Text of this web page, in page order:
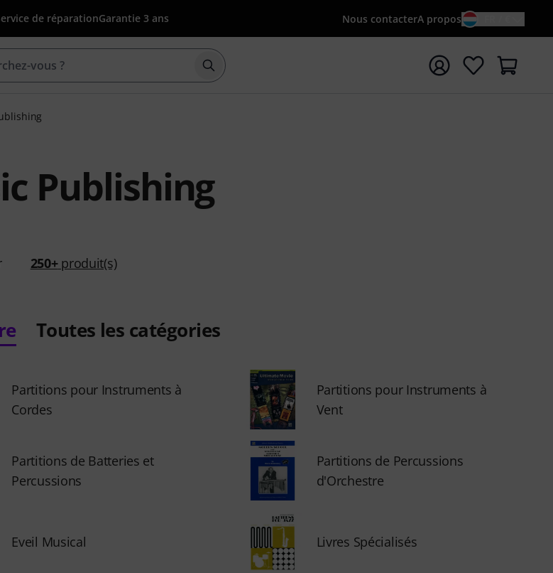
de réparationGarantie 3 ans Nous contacterA propos
Démarrer la recherche avec le terme de recherche
Publishing
250+produit(s)
Toutes les catégories
Partitions pour Instruments à
Cordes
Partitions pour Instruments à
Vent
Partitions de Batteries et
Percussions
Partitions de Percussions
d'Orchestre
Eveil Musical Livres Spécialisés